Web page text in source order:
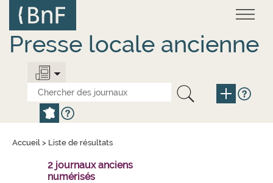
contenu
principal
Presse locale ancienne
Accueil > Liste de résultats
2 journaux anciens
numérisés
Panneau de gestion des cookies